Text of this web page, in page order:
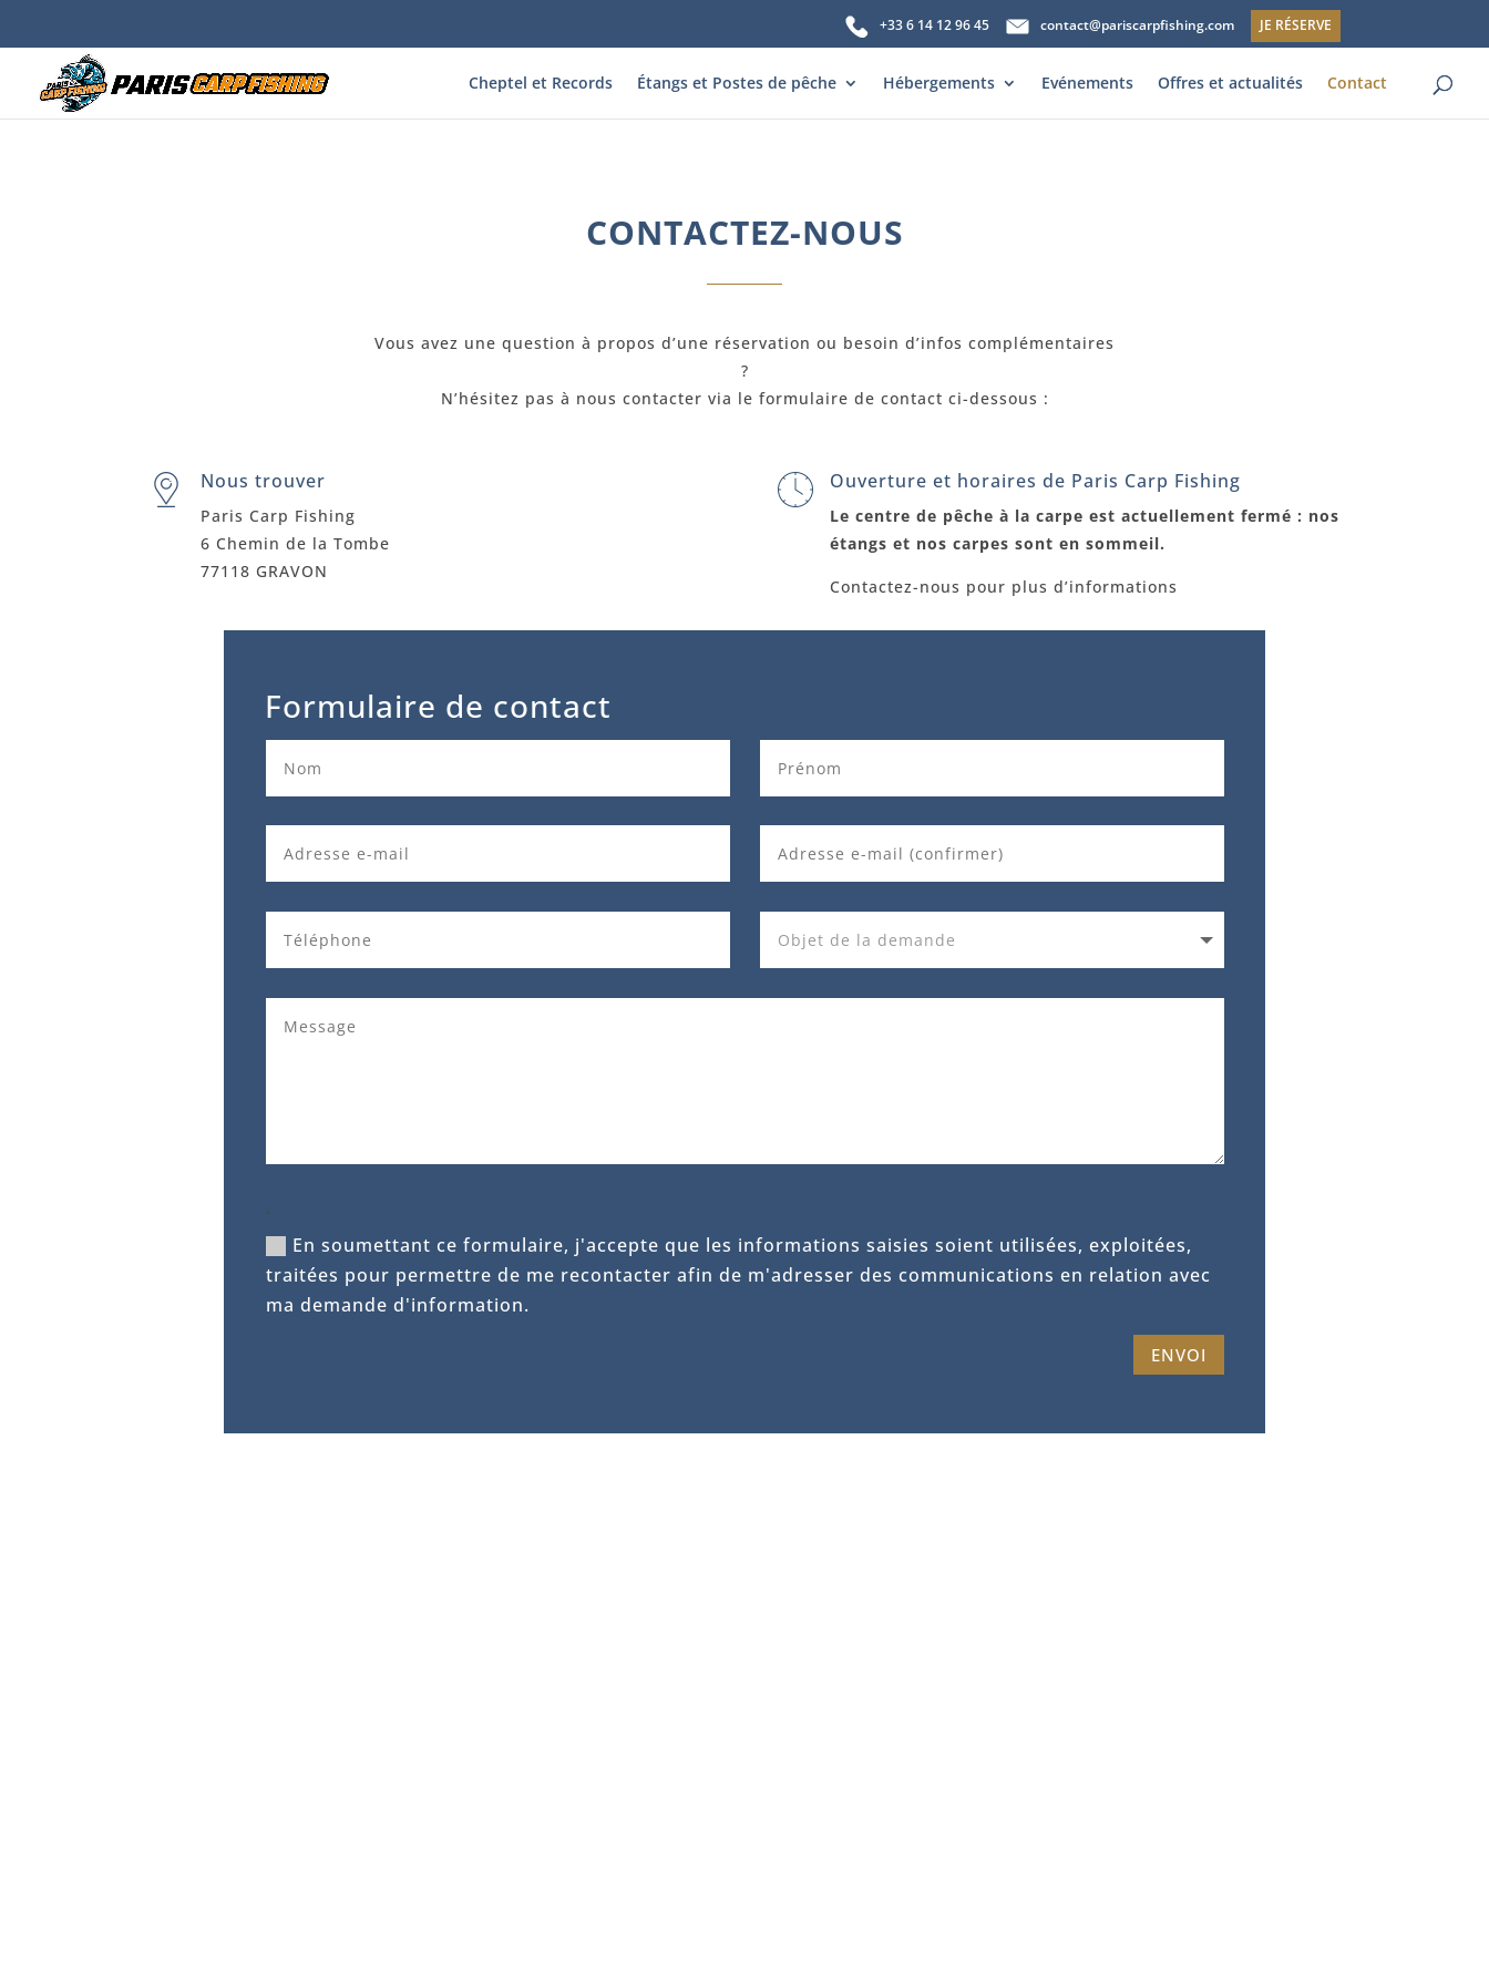
+33 6 14 12 96 45 contact@pariscarpfishing.com JE RÉSERVE
Cheptel et Records Étangs et Postes de pêche Hébergements Evénements Offres et actualités Contact
CONTACTEZ-NOUS
Vous avez une question à propos d’une réservation ou besoin d’infos complémentaires
?
N’hésitez pas à nous contacter via le formulaire de contact ci-dessous :
Nous trouver
Paris Carp Fishing
6 Chemin de la Tombe
77118 GRAVON
Ouverture et horaires de Paris Carp Fishing
Le centre de pêche à la carpe est actuellement fermé : nos
étangs et nos carpes sont en sommeil.
Contactez-nous pour plus d’informations
Formulaire de contact
.
En soumettant ce formulaire, j'accepte que les informations saisies soient utilisées, exploitées,
traitées pour permettre de me recontacter afin de m'adresser des communications en relation avec
ma demande d'information.
ENVOI